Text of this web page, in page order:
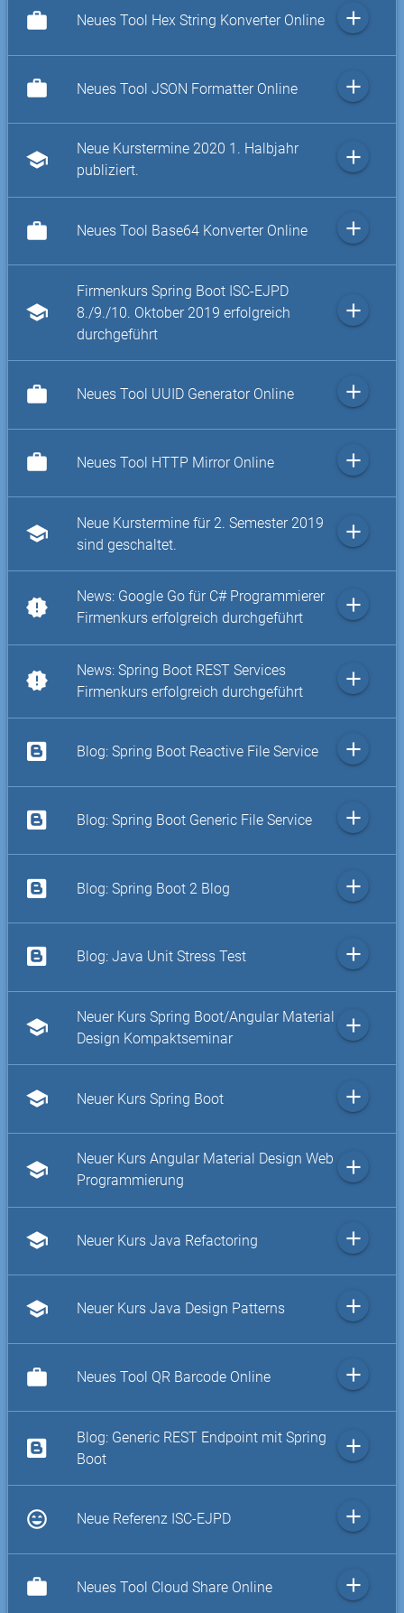
work Neues Tool Hex String Konverter Online add
work Neues Tool JSON Formatter Online add
school
Neue Kurstermine 2020 1. Halbjahr
publiziert.
add
work Neues Tool Base64 Konverter Online add
school
Firmenkurs Spring Boot ISC-EJPD
8./9./10. Oktober 2019 erfolgreich
durchgeführt
add
work Neues Tool UUID Generator Online add
work Neues Tool HTTP Mirror Online add
school
Neue Kurstermine für 2. Semester 2019
sind geschaltet.
add
new_releases
News: Google Go für C# Programmierer
Firmenkurs erfolgreich durchgeführt
add
new_releases
News: Spring Boot REST Services
Firmenkurs erfolgreich durchgeführt
add
Blog: Spring Boot Reactive File Service add
Blog: Spring Boot Generic File Service add
Blog: Spring Boot 2 Blog add
Blog: Java Unit Stress Test add
school
Neuer Kurs Spring Boot/Angular Material
Design Kompaktseminar
add
school Neuer Kurs Spring Boot add
school
Neuer Kurs Angular Material Design Web
Programmierung
add
school Neuer Kurs Java Refactoring add
school Neuer Kurs Java Design Patterns add
work Neues Tool QR Barcode Online add
Blog: Generic REST Endpoint mit Spring
Boot
add
sentiment_very_satisfied Neue Referenz ISC-EJPD add
work Neues Tool Cloud Share Online add